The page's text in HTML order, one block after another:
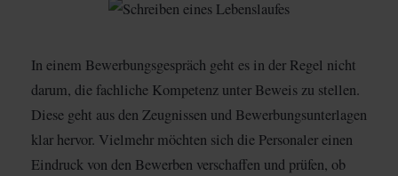
In einem Bewerbungsgespräch geht es in der Regel nicht
darum, die fachliche Kompetenz unter Beweis zu stellen.
Diese geht aus den Zeugnissen und Bewerbungsunterlagen
klar hervor. Vielmehr möchten sich die Personaler einen
Eindruck von den Bewerben verschaffen und prüfen, ob